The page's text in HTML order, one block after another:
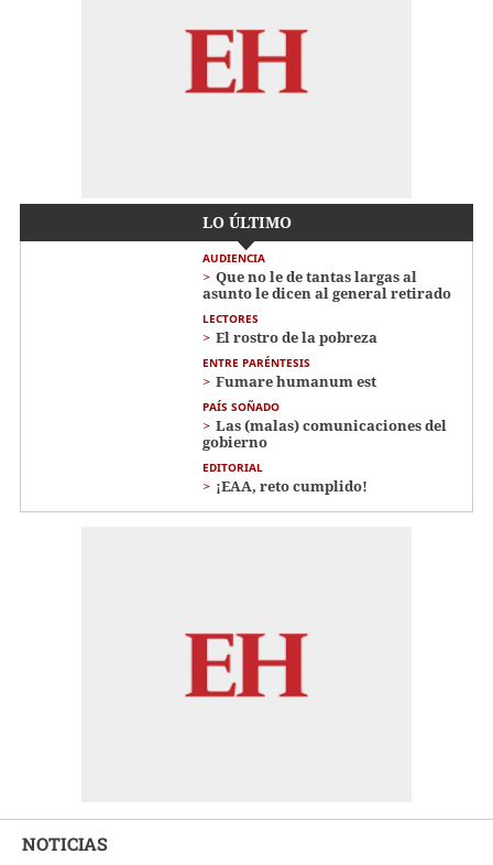
LO ÚLTIMO
AUDIENCIA
Que no le de tantas largas al
asunto le dicen al general retirado
LECTORES
El rostro de la pobreza
ENTRE PARÉNTESIS
Fumare humanum est
PAÍS SOÑADO
Las (malas) comunicaciones del
gobierno
EDITORIAL
¡EAA, reto cumplido!
NOTICIAS